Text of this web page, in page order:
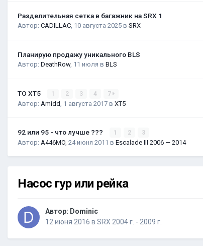
Разделительная сетка в багажник на SRX 1
Автор: CADILLAC 10 августа 2025 в SRX
Планирую продажу уникального BLS
Автор: DeathRow, 11 июля в BLS
ТО XT5 1 2 3 4 7
Автор: Amidd 1 августа 2017 в XT5
92 или 95 - что лучше ??? 1 2 3
Автор: A446MO 24 июня 2011 в Escalade III 2006 — 2014
Насос гур или рейка
Автор: Dominic
12 июня 2016 в SRX 2004 г. - 2009 г.